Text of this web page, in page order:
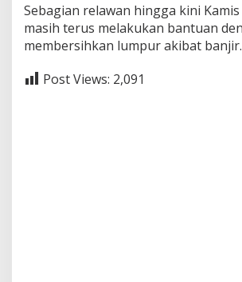
Sebagian relawan hingga kini
masih terus melakukan bantuan
membersihkan lumpur akibat
Post Views: 2,091